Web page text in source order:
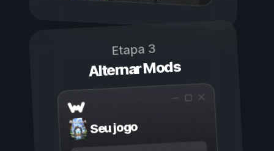
Etapa 3
Alternar Mods
Seu jogo